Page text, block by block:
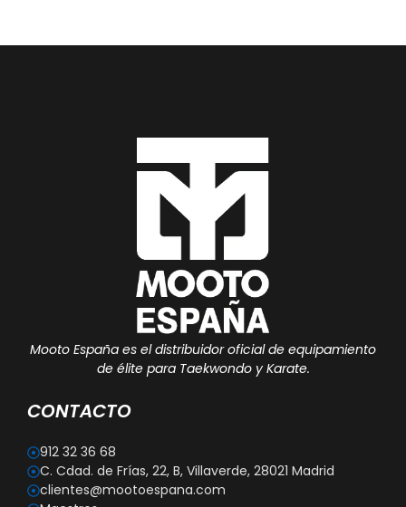
Mooto España es el distribuidor oficial de equipamiento
de élite para Taekwondo y Karate.
CONTACTO
912 32 36 68
C. Cdad. de Frías, 22, B, Villaverde, 28021 Madrid
clientes@mootoespana.com